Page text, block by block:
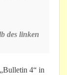
des linken
4“ in